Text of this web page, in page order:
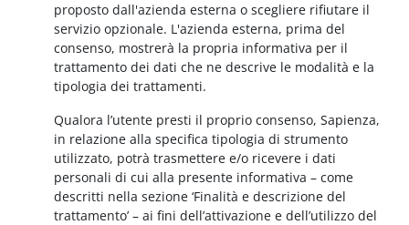
proposto dall'azienda esterna o scegliere rifiutare il
servizio opzionale. L'azienda esterna, prima del
consenso, mostrerà la propria informativa per il
trattamento dei dati che ne descrive le modalità e la
tipologia dei trattamenti.
Qualora l’utente presti il proprio consenso, Sapienza,
in relazione alla specifica tipologia di strumento
utilizzato, potrà trasmettere e/o ricevere i dati
personali di cui alla presente informativa – come
descritti nella sezione ‘Finalità e descrizione del
trattamento’ – ai fini dell’attivazione e dell’utilizzo del